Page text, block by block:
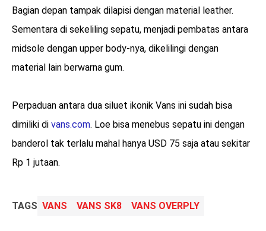
Bagian depan tampak dilapisi dengan material leather.
Sementara di sekeliling sepatu, menjadi pembatas antara
midsole dengan upper body-nya, dikelilingi dengan
material lain berwarna gum.
Perpaduan antara dua siluet ikonik Vans ini sudah bisa
dimiliki di vans.com. Loe bisa menebus sepatu ini dengan
banderol tak terlalu mahal hanya USD 75 saja atau sekitar
Rp 1 jutaan.
TAGS VANS VANS SK8 VANS OVERPLY